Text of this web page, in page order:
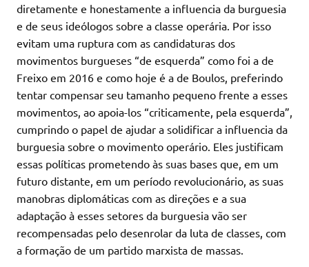
diretamente e honestamente a influencia da burguesia
e de seus ideólogos sobre a classe operária. Por isso
evitam uma ruptura com as candidaturas dos
movimentos burgueses “de esquerda” como foi a de
Freixo em 2016 e como hoje é a de Boulos, preferindo
tentar compensar seu tamanho pequeno frente a esses
movimentos, ao apoia-los “criticamente, pela esquerda”,
cumprindo o papel de ajudar a solidificar a influencia da
burguesia sobre o movimento operário. Eles justificam
essas políticas prometendo às suas bases que, em um
futuro distante, em um período revolucionário, as suas
manobras diplomáticas com as direções e a sua
adaptação à esses setores da burguesia vão ser
recompensadas pelo desenrolar da luta de classes, com
a formação de um partido marxista de massas.